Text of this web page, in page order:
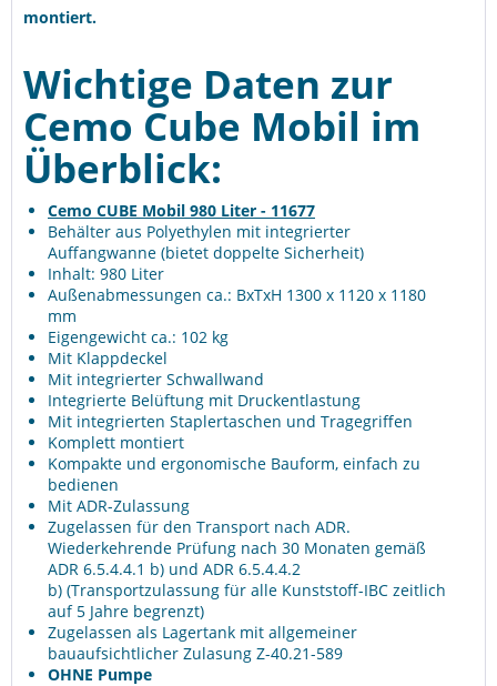
montiert.
Wichtige Daten zur
Cemo Cube Mobil im
Überblick:
Cemo CUBE Mobil 980 Liter - 11677
Behälter aus Polyethylen mit integrierter
Auffangwanne (bietet doppelte Sicherheit)
Inhalt: 980 Liter
Außenabmessungen ca.: BxTxH 1300 x 1120 x 1180
mm
Eigengewicht ca.: 102 kg
Mit Klappdeckel
Mit integrierter Schwallwand
Integrierte Belüftung mit Druckentlastung
Mit integrierten Staplertaschen und Tragegriffen
Komplett montiert
Kompakte und ergonomische Bauform, einfach zu
bedienen
Mit ADR-Zulassung
Zugelassen für den Transport nach ADR.
Wiederkehrende Prüfung nach 30 Monaten gemäß
ADR 6.5.4.4.1 b) und ADR 6.5.4.4.2
b) (Transportzulassung für alle Kunststoff-IBC zeitlich
auf 5 Jahre begrenzt)
Zugelassen als Lagertank mit allgemeiner
bauaufsichtlicher Zulasung Z-40.21-589
OHNE Pumpe